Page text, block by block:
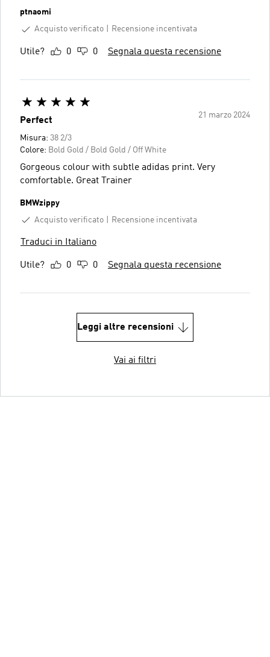
ptnaomi
Acquisto verificato
Recensione incentivata
Utile? 0 0 Segnala questa recensione
21 marzo 2024
Perfect
Misura: 38 2/3
Colore: Bold Gold / Bold Gold / Off White
Gorgeous colour with subtle adidas print. Very
comfortable. Great Trainer
BMWzippy
Acquisto verificato
Recensione incentivata
Traduci in Italiano
Utile? 0 0 Segnala questa recensione
Leggi altre recensioni
Vai ai filtri